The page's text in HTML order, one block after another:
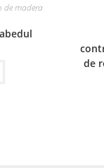
de madera
de